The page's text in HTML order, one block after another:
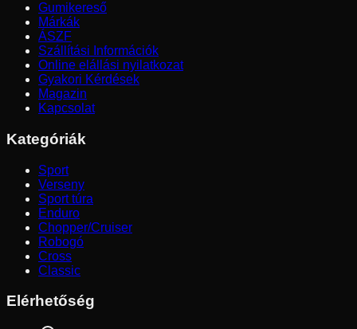
Gumikereső
Márkák
ÁSZF
Szállítási Információk
Online elállási nyilatkozat
Gyakori Kérdések
Magazin
Kapcsolat
Kategóriák
Sport
Verseny
Sport túra
Enduro
Chopper/Cruiser
Robogó
Cross
Classic
Elérhetőség